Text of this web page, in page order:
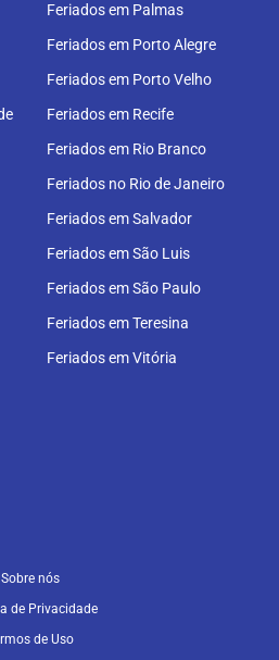
Feriados em Palmas
Feriados em Porto Alegre
Feriados em Porto Velho
Feriados em Recife
Feriados em Rio Branco
Feriados no Rio de Janeiro
Feriados em Salvador
Feriados em São Luis
Feriados em São Paulo
Feriados em Teresina
Feriados em Vitória
Sobre nós
de Privacidade
de Uso